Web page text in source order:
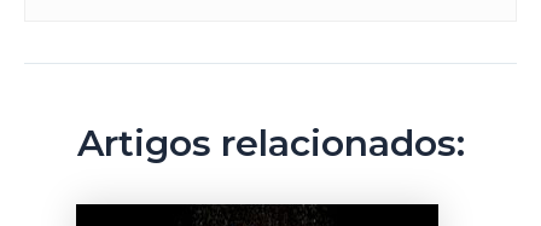
Artigos relacionados: